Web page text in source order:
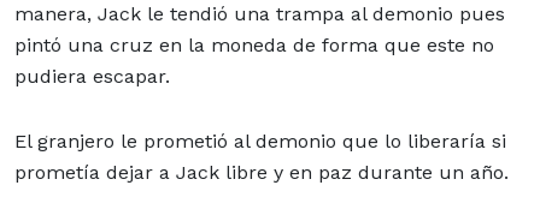
manera, Jack le tendió una trampa al demonio pues
pintó una cruz en la moneda de forma que este no
pudiera escapar.
El granjero le prometió al demonio que lo liberaría si
prometía dejar a Jack libre y en paz durante un año.